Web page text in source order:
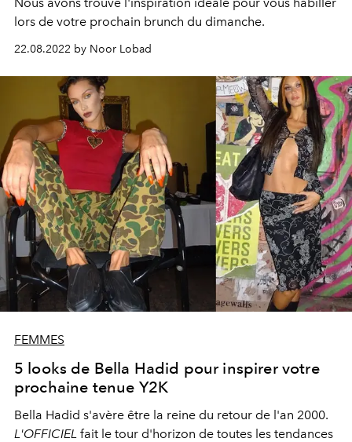
Nous avons trouvé l'inspiration idéale pour vous habiller
lors de votre prochain brunch du dimanche.
22.08.2022 by Noor Lobad
FEMMES
5 looks de Bella Hadid pour inspirer votre
prochaine tenue Y2K
Bella Hadid s'avère être la reine du retour de l'an 2000.
L'OFFICIEL fait le tour d'horizon de toutes les tendances